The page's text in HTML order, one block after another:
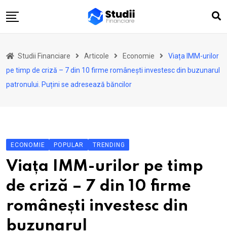
to
Actualitate
Investiții
Autori
Analize ASF
Studii Financiare Articole Economie
Viața IMM-urilor
pe timp de criză – 7 din 10 firme românești investesc din buzunarul
patronului. Puțini se adresează băncilor
ECONOMIE POPULAR TRENDING
Viața IMM-urilor pe timp
de criză – 7 din 10 firme
românești investesc din
buzunarul